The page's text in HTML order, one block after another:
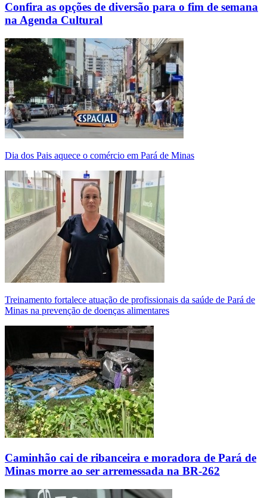
Confira as opções de diversão para o fim de semana
na Agenda Cultural
Dia dos Pais aquece o comércio em Pará de Minas
Treinamento fortalece atuação de profissionais da saúde de Pará de
Minas na prevenção de doenças alimentares
Caminhão cai de ribanceira e moradora de Pará de
Minas morre ao ser arremessada na BR-262